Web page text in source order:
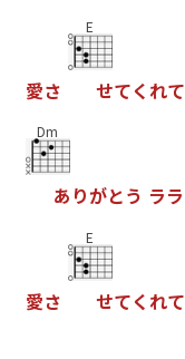
愛さ
E
せてく れて
Dm
あ りがとう ララ
愛さ
E
せてく れて